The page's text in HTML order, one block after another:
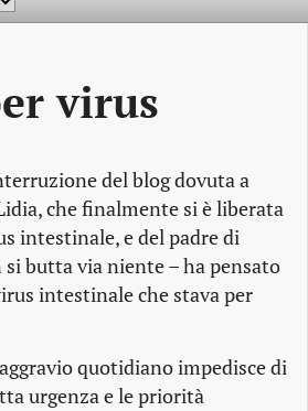
virus
del blog dovuta a
che finalmente si è liberata
intestinale, e del padre di
si butta via niente – ha pensato
intestinale che stava per
quotidiano impedisce di
urgenza e le priorità